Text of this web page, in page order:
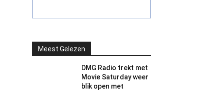
Meest Gelezen
DMG Radio trekt met
Movie Saturday weer
blik open met